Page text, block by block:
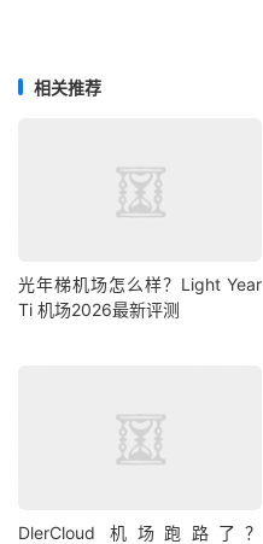
相关推荐
光年梯机场怎么样？Light Year
Ti 机场2026最新评测
DlerCloud 机场跑路了？